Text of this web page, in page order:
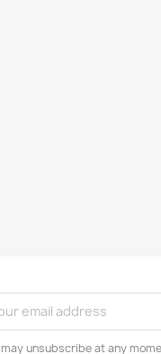
may unsubscribe at any